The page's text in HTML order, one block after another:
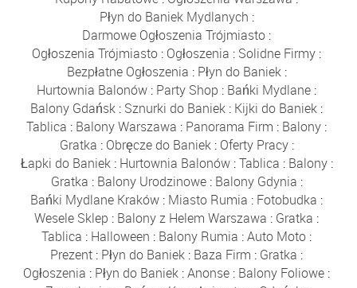
Płyn do Baniek Mydlanych :
Darmowe Ogłoszenia Trójmiasto :
Ogłoszenia Trójmiasto : Ogłoszenia : Solidne Firmy :
Bezpłatne Ogłoszenia : Płyn do Baniek:
Hurtownia Balonów : Party Shop : Bańki Mydlane :
Balony Gdańsk : Sznurki do Baniek : Kijki do Baniek :
Tablica : Balony Warszawa : Panorama Firm : Balony :
Gratka : Obręcze do Baniek: Oferty Pracy:
Łapki do Baniek: Hurtownia Balonów:Tablica : Balony:
Gratka : Balony Urodzinowe: Balony Gdynia :
Bańki Mydlane Kraków : Miasto Rumia : Fotobudka :
Wesele Sklep : Balony z Helem Warszawa : Gratka :
Tablica : Halloween : Balony Rumia :Auto Moto :
Prezent : Płyn do Baniek : Baza Firm : Gratka :
Ogłoszenia : Płyn do Baniek :Anonse : Balony Foliowe :